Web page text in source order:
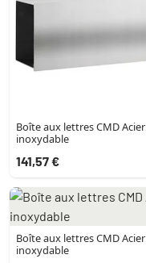
Boîte aux lettres CMD Acier
inoxydable
141,57 €
Boîte aux lettres CMD Acier
inoxydable